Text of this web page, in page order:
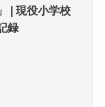
| 現役小学校
録